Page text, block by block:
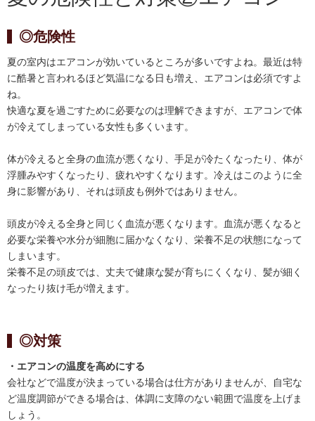
◎危険性
夏の室内はエアコンが効いているところが多いですよね。最近は特
に酷暑と言われるほど気温になる日も増え、エアコンは必須ですよ
ね。
快適な夏を過ごすために必要なのは理解できますが、エアコンで体
が冷えてしまっている女性も多くいます。
体が冷えると全身の血流が悪くなり、手足が冷たくなったり、体が
浮腫みやすくなったり、疲れやすくなります。冷えはこのように全
身に影響があり、それは頭皮も例外ではありません。
頭皮が冷える全身と同じく血流が悪くなります。血流が悪くなると
必要な栄養や水分が細胞に届かなくなり、栄養不足の状態になって
しまいます。
栄養不足の頭皮では、丈夫で健康な髪が育ちにくくなり、髪が細く
なったり抜け毛が増えます。
◎対策
・エアコンの温度を高めにする
会社などで温度が決まっている場合は仕方がありませんが、自宅な
ど温度調節ができる場合は、体調に支障のない範囲で温度を上げま
しょう。